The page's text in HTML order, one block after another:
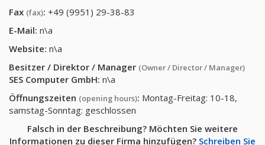
Fax (fax): +49 (9951) 29-38-83
E-Mail: n\a
Website: n\a
Besitzer / Direktor / Manager (Owner / Director / Manager)
SES Computer GmbH: n\a
Öffnungszeiten (opening hours): Montag-Freitag: 10-18,
samstag-Sonntag: geschlossen
Falsch in der Beschreibung? Möchten Sie weitere
Informationen zu dieser Firma hinzufügen? Schreiben Sie